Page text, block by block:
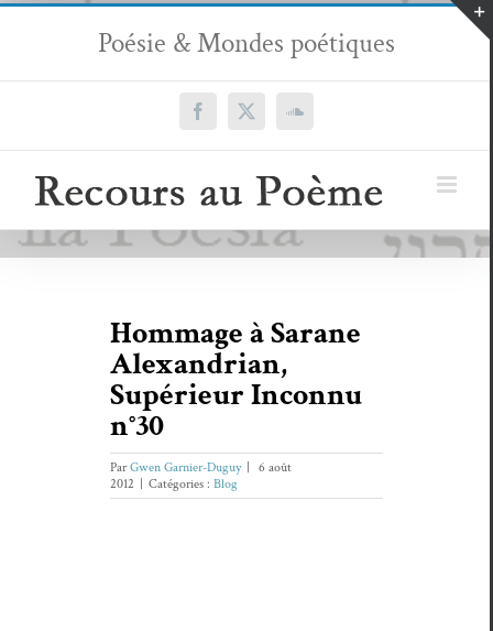
Passer
contenu
Poésie & Mondes poétiques
Facebook
X SoundCloud
Hommage à Sarane
Alexandrian,
Supérieur Inconnu
n°30
ParGwen Garnier-Duguy
6 août
2012
Catégories : Blog